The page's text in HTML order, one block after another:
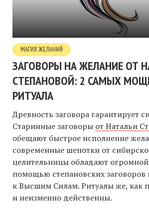
МАГИЯ ЖЕЛАНИЙ
ЗАГОВОРЫ НА ЖЕЛАНИЕ ОТ
СТЕПАНОВОЙ: 2 САМЫХ
РИТУАЛА
Древность заговора гарантирует
Старинные заговоры от Натальи
обещают быстрое исполнение
современные шепотки от
целительницы обладают
помощью степановских
к Высшим Силам. Ритуалы же, как
и неизменно действенны.